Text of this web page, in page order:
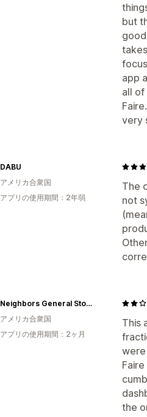
but
app
all of
very
The
not
DABU
アメリカ合衆国
アプリの使用期間：2年弱
This
were
the
Neighbors General Store
アメリカ合衆国
アプリの使用期間：2ヶ月